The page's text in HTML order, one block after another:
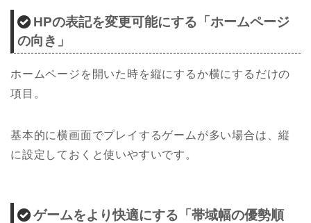
HPの表記を変更可能にする「ホームページ
の向き」
ホームページを開いた時を縦にするか横にするだけの
項目。
基本的に横画面でプレイするゲームが多い場合は、縦
に設定しておくと使いやすいです。
ゲームをより快適にする「帯域幅の優勢順